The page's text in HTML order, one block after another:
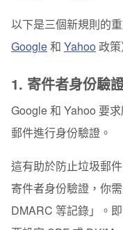
以下是三個新規則的
Google和 Yahoo 政策
1. 寄件者身份驗
Google 和 Yahoo 要
郵件進行身份驗證。
這有助於防止垃圾郵
寄件者身份驗證，你
DMARC 等記錄」
。